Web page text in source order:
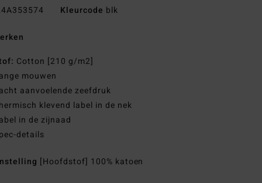
Kleurcode blk
Cotton [210 g/m2]
mouwen
aanvoelende zeefdruk
klevend label in de nek
in de zijnaad
details
[Hoofdstof] 100% katoen